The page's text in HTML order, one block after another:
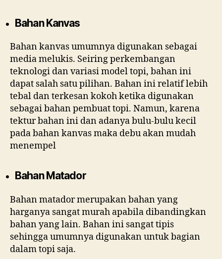
Bahan Kanvas
Bahan kanvas umumnya digunakan sebagai
media melukis. Seiring perkembangan
teknologi dan variasi model topi, bahan ini
dapat salah satu pilihan. Bahan ini relatif lebih
tebal dan terkesan kokoh ketika digunakan
sebagai bahan pembuat topi. Namun, karena
tektur bahan ini dan adanya bulu-bulu kecil
pada bahan kanvas maka debu akan mudah
menempel
Bahan Matador
Bahan matador merupakan bahan yang
harganya sangat murah apabila dibandingkan
bahan yang lain. Bahan ini sangat tipis
sehingga umumnya digunakan untuk bagian
dalam topi saja.